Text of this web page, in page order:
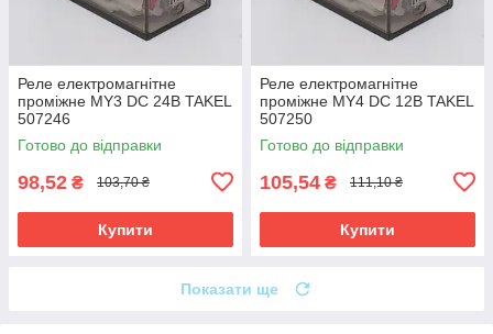
Реле електромагнітне
проміжне MY3 DC 24В TAKEL
507246
Готово до відправки
98,52 ₴ 103,70 ₴
Купити
Реле електромагнітне
проміжне MY4 DC 12В TAKEL
507250
Готово до відправки
105,54 ₴ 111,10 ₴
Купити
Показати ще